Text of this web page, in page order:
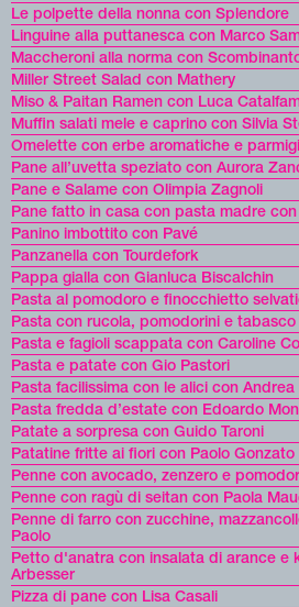
Le polpette della nonna con Splendore
Linguine alla puttanesca con Marco
Maccheroni alla norma con
Miller Street Salad con Mathery
Miso & Paitan Ramen con Luca
Muffin salati mele e caprino con Silvia
Omelette con erbe aromatiche e
Pane all’uvetta speziato con Aurora
Pane e Salame con Olimpia Zagnoli
Pane fatto in casa con pasta madre
Panino imbottito con Pavé
Panzanella con Tourdefork
Pappa gialla con Gianluca Biscalchin
Pasta al pomodoro e finocchietto
Pasta con rucola, pomodorini e
Pasta e fagioli scappata con Caroline
Pasta e patate con Gio Pastori
Pasta facilissima con le alici con
Pasta fredda d’estate con Edoardo
Patate a sorpresa con Guido Taroni
Patatine fritte ai fiori con Paolo Gonzato
Penne con avocado, zenzero e
Penne con ragù di seitan con Paola
Penne di farro con zucchine,
Paolo
Petto d'anatra con insalata di arance e
Arbesser
Pizza di pane con Lisa Casali